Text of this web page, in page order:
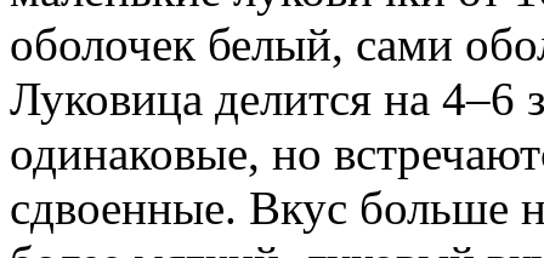
оболочек белый, сами
Луковица делится на 4–6
одинаковые, но
сдвоенные. Вкус больше